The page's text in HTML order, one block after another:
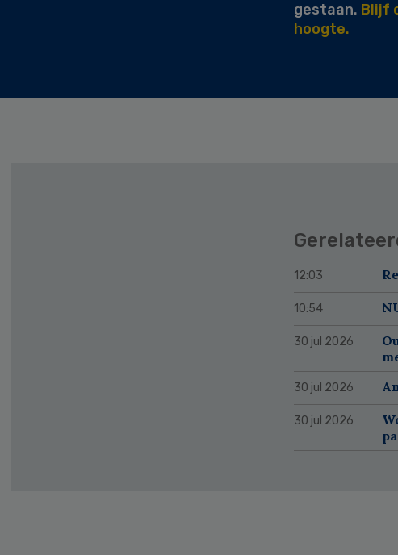
gestaan. Blijf
hoogte.
12:03
10:54
30 jul 2026
30 jul 2026
30 jul 2026